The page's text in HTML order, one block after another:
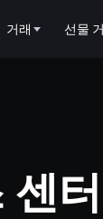
거래 선물
센터